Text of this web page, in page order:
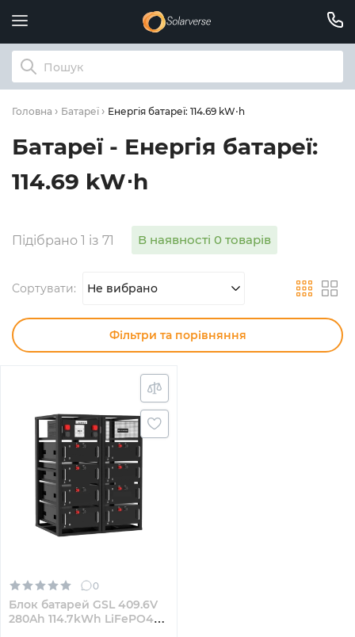
Головна Батареї Енергія батареї: 114.69 kW⋅h
Батареї - Енергія батареї:
114.69 kW⋅h
Підібрано 1 із 71 В наявності 0 товарів
Сортувати: Не вибрано
Фільтри та порівняння
0
Блок батарей GSL 409.6V
280Ah 114.7kWh LiFePO4